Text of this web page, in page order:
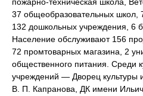
37 общеобразовательных школ,
132 дошкольных учреждения, 6
Население обслуживают 156
72 промтоварных магазина, 2
общественного питания. Среди
учреждений — Дворец культуры
В. П. Капранова, ДК имени